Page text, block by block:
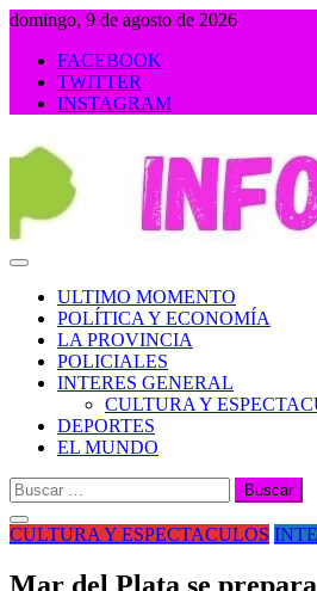
Saltar
contenido
domingo, 9 de agosto de 2026
FACEBOOK
TWITTER
INSTAGRAM
ULTIMO MOMENTO
POLÍTICA Y ECONOMÍA
LA PROVINCIA
POLICIALES
INTERES GENERAL
CULTURA Y
DEPORTES
EL MUNDO
Buscar:
CULTURA Y ESPECTACULOS